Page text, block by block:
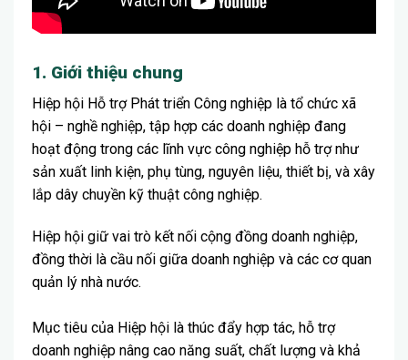
1. Giới thiệu chung
Hiệp hội Hỗ trợ Phát triển Công nghiệp là tổ chức xã
hội – nghề nghiệp, tập hợp các doanh nghiệp đang
hoạt động trong các lĩnh vực công nghiệp hỗ trợ như
sản xuất linh kiện, phụ tùng, nguyên liệu, thiết bị, và xây
lắp dây chuyền kỹ thuật công nghiệp.
Hiệp hội giữ vai trò kết nối cộng đồng doanh nghiệp,
đồng thời là cầu nối giữa doanh nghiệp và các cơ quan
quản lý nhà nước.
Mục tiêu của Hiệp hội là thúc đẩy hợp tác, hỗ trợ
doanh nghiệp nâng cao năng suất, chất lượng và khả